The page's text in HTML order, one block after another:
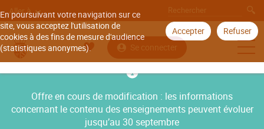
En poursuivant votre navigation sur ce
site, vous acceptez l'utilisation de
cookies à des fins de mesure d'audience
(statistiques anonymes).
Accepter Refuser
Aller à
Se connecter
Offre en cours de modification : les informations
concernant le contenu des enseignements peuvent évoluer
jusqu’au 30 septembre